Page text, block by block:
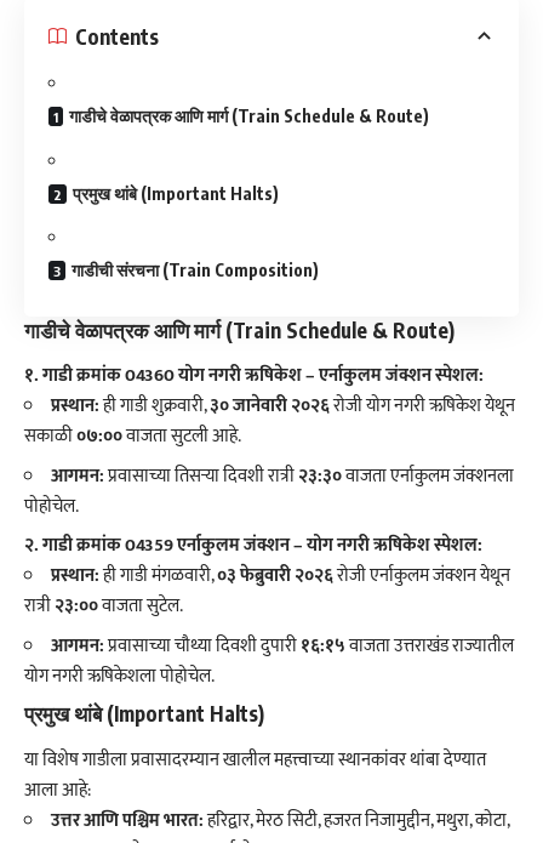
Contents
​गाडीचे वेळापत्रक आणि मार्ग (Train Schedule & Route)
​प्रमुख थांबे (Important Halts)
​गाडीची संरचना (Train Composition)
गाडीचे वेळापत्रक आणि मार्ग (Train Schedule & Route)
१. गाडी क्रमांक 04360 योग नगरी ऋषिकेश – एर्नाकुलम जंक्शन स्पेशल:
प्रस्थान:ही गाडी शुक्रवारी,३० जानेवारी २०२६रोजी योग नगरी ऋषिकेश येथून
सकाळी०७:००वाजता सुटली आहे.
आगमन:प्रवासाच्या तिसऱ्या दिवशी रात्री२३:३०वाजता एर्नाकुलम जंक्शनला
पोहोचेल.
२. गाडी क्रमांक 04359 एर्नाकुलम जंक्शन – योग नगरी ऋषिकेश स्पेशल:
प्रस्थान:ही गाडी मंगळवारी,०३ फेब्रुवारी २०२६रोजी एर्नाकुलम जंक्शन येथून
रात्री२३:००वाजता सुटेल.
आगमन:प्रवासाच्या चौथ्या दिवशी दुपारी१६:१५वाजता उत्तराखंड राज्यातील
योग नगरी ऋषिकेशला पोहोचेल.
प्रमुख थांबे (Important Halts)
​या विशेष गाडीला प्रवासादरम्यान खालील महत्त्वाच्या स्थानकांवर थांबा देण्यात
आला आहे:
उत्तर आणि पश्चिम भारत:हरिद्वार, मेरठ सिटी, हजरत निजामुद्दीन, मथुरा, कोटा,